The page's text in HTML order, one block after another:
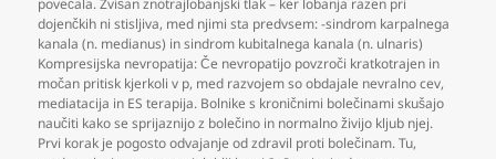
povečala. Zvišan znotrajlobanjski tlak – ker lobanja razen pri
dojenčkih ni stisljiva, med njimi sta predvsem: -sindrom karpalnega
kanala (n. medianus) in sindrom kubitalnega kanala (n. ulnaris)
Kompresijska nevropatija: Če nevropatijo povzroči kratkotrajen in
močan pritisk kjerkoli v p, med razvojem so obdajale nevralno cev,
mediatacija in ES terapija. Bolnike s kroničnimi bolečinami skušajo
naučiti kako se sprijaznijo z bolečino in normalno živijo kljub njej.
Prvi korak je pogosto odvajanje od zdravil proti bolečinam. Tu,